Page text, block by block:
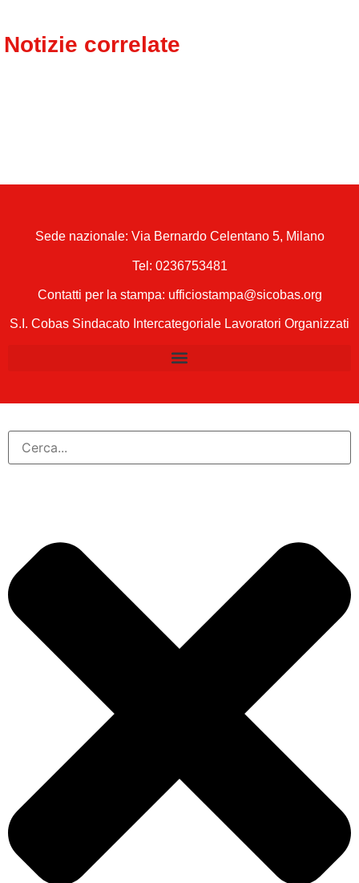
Notizie correlate
Sede nazionale: Via Bernardo Celentano 5, Milano
Tel: 0236753481
Contatti per la stampa: ufficiostampa@sicobas.org
S.I. Cobas Sindacato Intercategoriale Lavoratori Organizzati